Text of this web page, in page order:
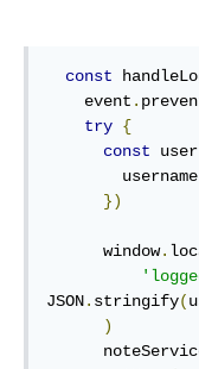
const
    event
.
try {
const user
        username
})
      window
.
JSON. stringify(
)